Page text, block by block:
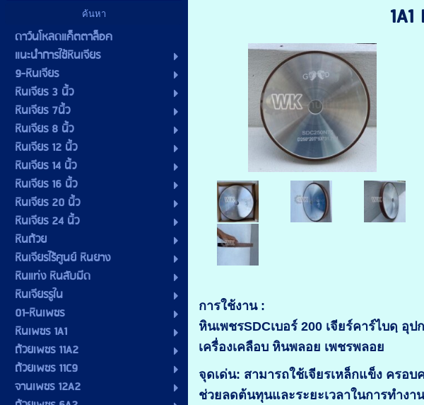
ดาว์นโหลดแค็ตตาล็อค
แนะนำการใช้หินเจียร
9-หินเจียร
หินเจียร 3 นิ้ว
หินเจียร 7นิ้ว
หินเจียร 8 นิ้ว
หินเจียร 12 นิ้ว
หินเจียร 14 นิ้ว
หินเจียร 16 นิ้ว
หินเจียร 20 นิ้ว
หินเจียร 24 นิ้ว
หินถ้วย
หินเจียรไร้ศูนย์ หินยาง
หินแท่ง หินลับมีด
หินเจียรรูใน
01-หินเพชร
หินเพชร 1A1
ถ้วยเพชร 11A2
ถ้วยเพชร 11C9
จานเพชร 12A2
การใช้งาน :
หินเพชรSDCเบอร์ 200 เจียร์คาร์ไบดฺ อุ
เครื่องเคลือบ หินพลอย เพชรพลอย
จุดเด่น: สามารถใช้เจียรเหล็กแข็ง ครอ
ช่วยลดต้นทุนและระยะเวลาในการทำงาน